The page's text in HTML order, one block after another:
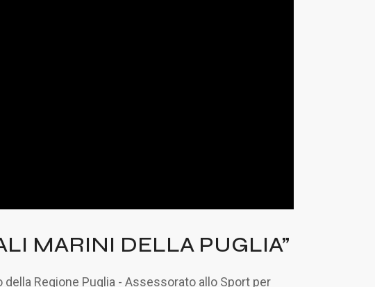
MARINI DELLA PUGLIA”
della Regione Puglia - Assessorato allo Sport per